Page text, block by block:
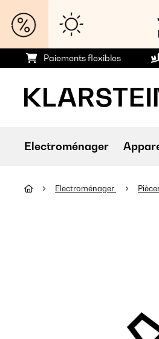
Paiements flexibles
Electroménager
Electroménager